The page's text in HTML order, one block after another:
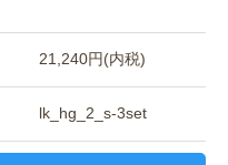
21,240円(内税)
lk_hg_2_s-3set